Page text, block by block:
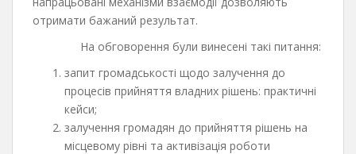
отримати бажаний результат.
На обговорення були винесені такі питання:
запит громадськості щодо залучення до
процесів прийняття владних рішень: практичні
кейси;
залучення громадян до прийняття рішень на
місцевому рівні та активізація роботи